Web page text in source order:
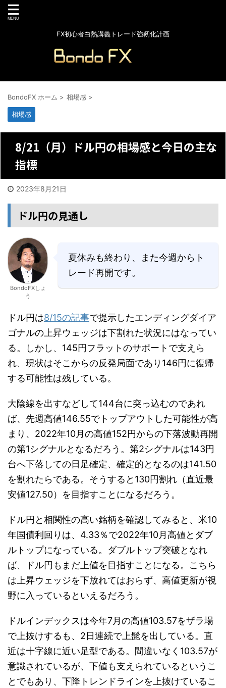
FX初心者白熱講義トレード強靭化計画
BondoFX ホーム > 相場感 >
相場感
8/21（月）ドル円の相場感と今日の主な
指標
2023年8月21日
ドル円の見通し
BondoFXしょ
う
夏休みも終わり、また今週からト
レード再開です。
ドル円は8/15の記事で提示したエンディングダイア
ゴナルの上昇ウェッジは下割れた状況にはなってい
る。しかし、145円フラットのサポートで支えら
れ、現状はそこからの反発局面であり146円に復帰
する可能性は残している。
大陰線を出すなどして144台に突っ込むのであれ
ば、先週高値146.55でトップアウトした可能性が高
まり、2022年10月の高値152円からの下落波動再開
の第1シグナルとなるだろう。第2シグナルは143円
台へ下落しての日足確定、確定的となるのは141.50
を割れたらである。そうすると130円割れ（直近最
安値127.50）を目指すことになるだろう。
ドル円と相関性の高い銘柄を確認してみると、米10
年国債利回りは、4.33％で2022年10月高値とダブ
ルトップになっている。ダブルトップ突破となれ
ば、ドル円もまだ上値を目指すことになる。こちら
は上昇ウェッジを下放れてはおらず、高値更新が視
野に入っているといえるだろう。
ドルインデックスは今年7月の高値103.57をザラ場
で上抜けするも、2日連続で上髭を出している。直
近は十字線に近い足型である。間違いなく103.57が
意識されているが、下値も支えられているというこ
とでもあり、下降トレンドラインを上抜けているこ